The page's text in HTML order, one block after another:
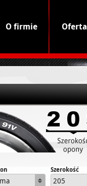
O firmie Oferta
Szerokość
205